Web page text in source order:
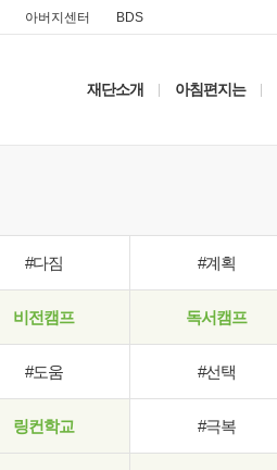
아버지센터 BDS
재단소개 아침편지는
#다짐 #계획
비전캠프 독서캠프
#도움 #선택
링컨학교 #극복